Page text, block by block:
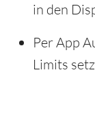
in den
Per App
Limits